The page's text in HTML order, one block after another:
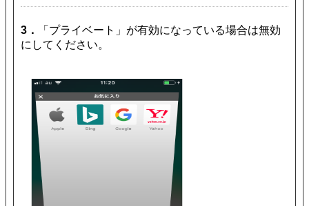
3．
「プライベート」が有効になっている場合は無効
にしてください。